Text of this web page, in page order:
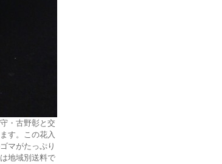
・古野彰と交
す。この花入
マがたっぷり
地域別送料で